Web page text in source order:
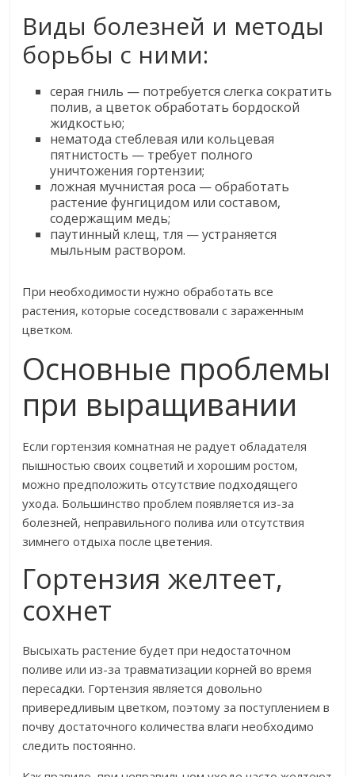
Виды болезней и методы
борьбы с ними:
серая гниль — потребуется слегка сократить
полив, а цветок обработать бордоской
жидкостью;
нематода стеблевая или кольцевая
пятнистость — требует полного
уничтожения гортензии;
ложная мучнистая роса — обработать
растение фунгицидом или составом,
содержащим медь;
паутинный клещ, тля — устраняется
мыльным раствором.
При необходимости нужно обработать все
растения, которые соседствовали с зараженным
цветком.
Основные проблемы
при выращивании
Если гортензия комнатная не радует обладателя
пышностью своих соцветий и хорошим ростом,
можно предположить отсутствие подходящего
ухода. Большинство проблем появляется из-за
болезней, неправильного полива или отсутствия
зимнего отдыха после цветения.
Гортензия желтеет,
сохнет
Высыхать растение будет при недостаточном
поливе или из-за травматизации корней во время
пересадки. Гортензия является довольно
привередливым цветком, поэтому за поступлением в
почву достаточного количества влаги необходимо
следить постоянно.